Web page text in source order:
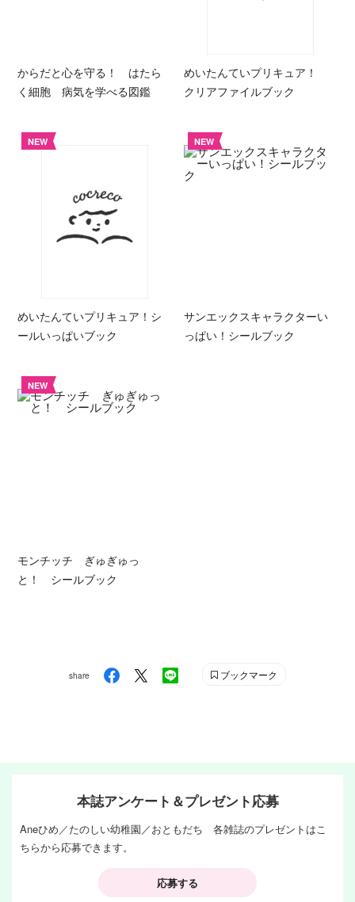
からだと心を守る！ はたら
く細胞 病気を学べる図鑑
めいたんていプリキュア！
クリアファイルブック
NEW
めいたんていプリキュア！シ
ールいっぱいブック
NEW
サンエックスキャラクターい
っぱい！シールブック
NEW
モンチッチ ぎゅぎゅっ
と！ シールブック
share ブックマーク
本誌アンケート＆プレゼント応募
Aneひめ／たのしい幼稚園／おともだち 各雑誌のプレゼントはこ
ちらから応募できます。
応募する